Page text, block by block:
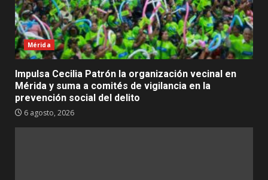
Mérida
Impulsa Cecilia Patrón la organización vecinal en
Mérida y suma a comités de vigilancia en la
prevención social del delito
6 agosto, 2026